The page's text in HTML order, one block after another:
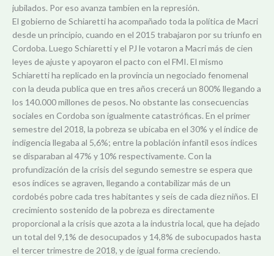
jubilados. Por eso avanza tambien en la represión.
El gobierno de Schiaretti ha acompañado toda la política de Macri
desde un principio, cuando en el 2015 trabajaron por su triunfo en
Cordoba. Luego Schiaretti y el PJ le votaron a Macri más de cien
leyes de ajuste y apoyaron el pacto con el FMI. El mismo
Schiaretti ha replicado en la provincia un negociado fenomenal
con la deuda publica que en tres años crecerá un 800% llegando a
los 140.000 millones de pesos. No obstante las consecuencias
sociales en Cordoba son igualmente catastróficas. En el primer
semestre del 2018, la pobreza se ubicaba en el 30% y el índice de
indigencia llegaba al 5,6%; entre la población infantil esos índices
se disparaban al 47% y 10% respectivamente. Con la
profundización de la crisis del segundo semestre se espera que
esos índices se agraven, llegando a contabilizar más de un
cordobés pobre cada tres habitantes y seis de cada diez niños. El
crecimiento sostenido de la pobreza es directamente
proporcional a la crisis que azota a la industria local, que ha dejado
un total del 9,1% de desocupados y 14,8% de subocupados hasta
el tercer trimestre de 2018, y de igual forma creciendo.